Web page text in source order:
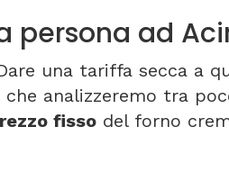
persona ad
una tariffa secca a
analizzeremo tra
fisso del forno